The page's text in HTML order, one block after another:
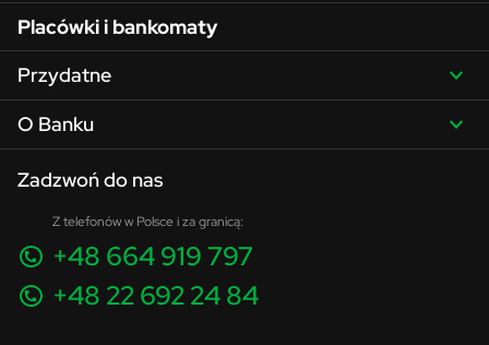
Placówki i bankomaty
Przydatne
O Banku
Zadzwoń do nas
Z telefonów w Polsce i za granicą:
+48 664 919 797
+48 22 692 24 84